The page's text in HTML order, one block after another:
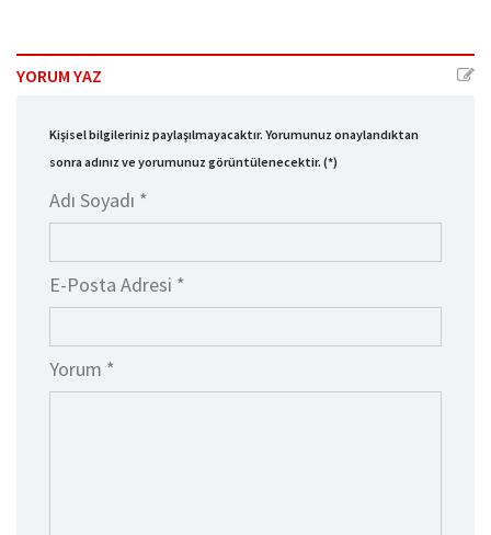
YORUM YAZ
Kişisel bilgileriniz paylaşılmayacaktır. Yorumunuz onaylandıktan
sonra adınız ve yorumunuz görüntülenecektir. (*)
Adı Soyadı *
E-Posta Adresi *
Yorum *